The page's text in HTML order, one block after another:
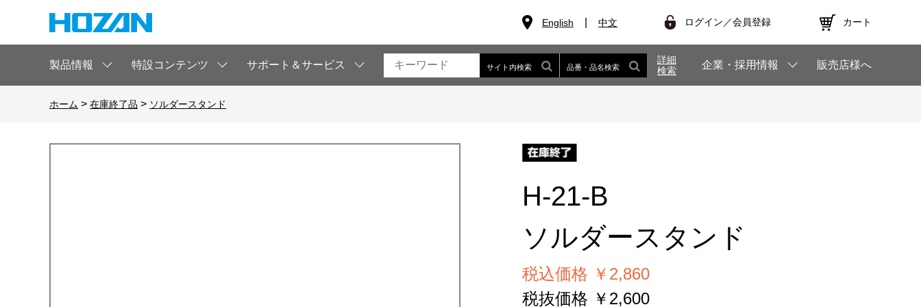
English 中文 ログイン／会員登録 カート
製品情報 特設コンテンツ サポート＆サービス サイト内検索 品番・品名検索
詳細
検索
企業・採用情報 販売店様へ
ホーム > 在庫終了品 > ソルダースタンド
H-21-B
ソルダースタンド
税込価格 ￥2,860
税抜価格 ￥2,600